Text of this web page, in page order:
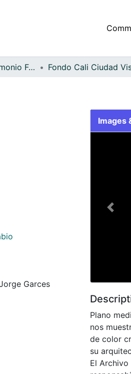
Archivo del Patrimonio Fotográfico y Fílmico del Valle del Cauca Fondo Cali Ciudad
Garces
Images
Plano
nos
de color
su
El